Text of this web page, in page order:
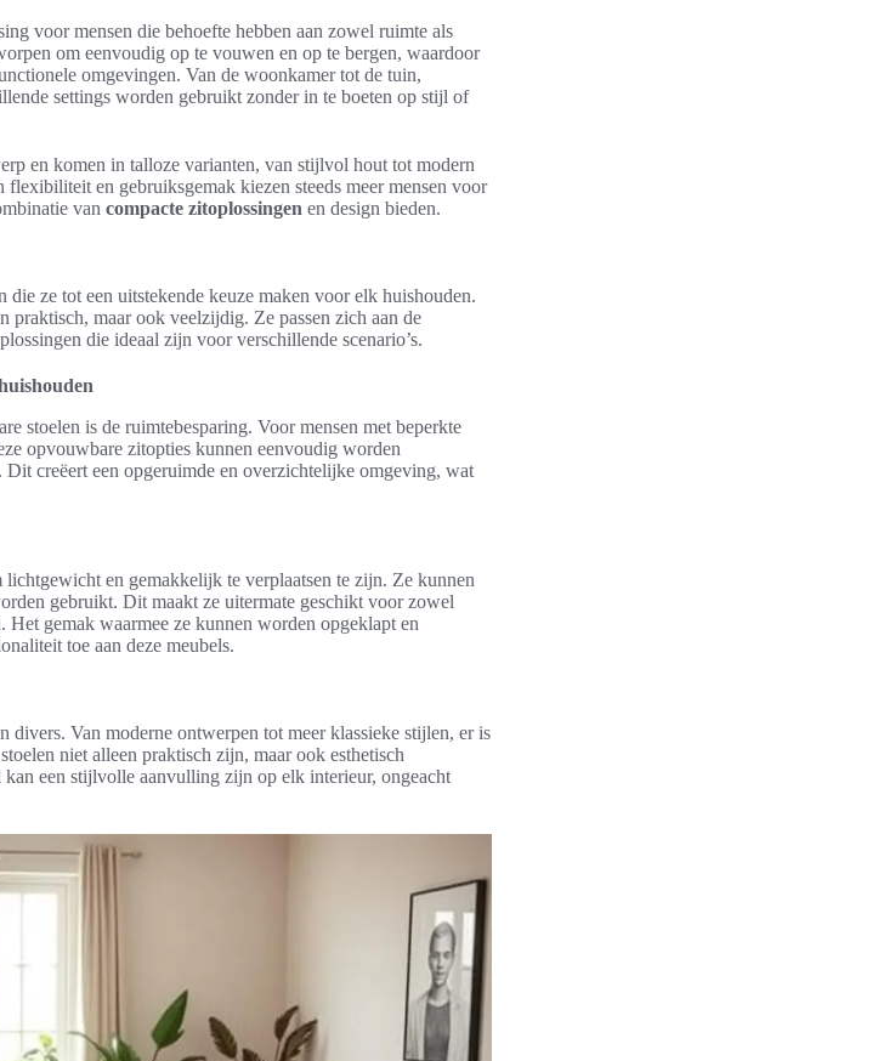
voor mensen die behoefte hebben aan zowel ruimte als
om eenvoudig op te vouwen en op te bergen, waardoor
omgevingen. Van de woonkamer tot de tuin,
settings worden gebruikt zonder in te boeten op stijl of
en komen in talloze varianten, van stijlvol hout tot modern
en gebruiksgemak kiezen steeds meer mensen voor
van compacte zitoplossingen en design bieden.
ze tot een uitstekende keuze maken voor elk huishouden.
praktisch, maar ook veelzijdig. Ze passen zich aan de
die ideaal zijn voor verschillende scenario’s.
stoelen is de ruimtebesparing. Voor mensen met beperkte
opvouwbare zitopties kunnen eenvoudig worden
creëert een opgeruimde en overzichtelijke omgeving, wat
en gemakkelijk te verplaatsen te zijn. Ze kunnen
gebruikt. Dit maakt ze uitermate geschikt voor zowel
Het gemak waarmee ze kunnen worden opgeklapt en
toe aan deze meubels.
divers. Van moderne ontwerpen tot meer klassieke stijlen, er is
niet alleen praktisch zijn, maar ook esthetisch
een stijlvolle aanvulling zijn op elk interieur, ongeacht